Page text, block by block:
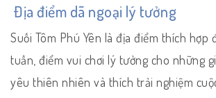
Địa điểm dã ngoại lý tưởng
Suối Tôm Phú Yên là địa điểm thích hợp
tuần, điểm vui chơi lý tưởng cho những
yêu thiên nhiên và thích trải nghiệm